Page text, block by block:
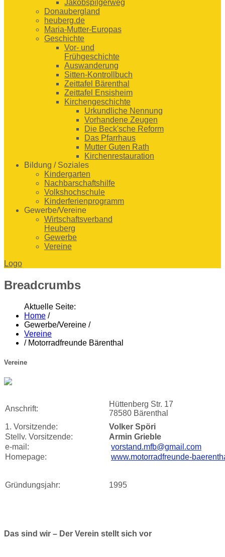
Jakobspilgerweg
Donaubergland
heuberg.de
Maria-Mutter-Europas
Geschichte
Vor- und
Frühgeschichte
Auswanderung
Sitten-Kontrollbuch
Zeittafel Bärenthal
Zeittafel Ensisheim
Kirchengeschichte
Urkundliche Nennung
Vorhandene Zeugen
Die Beck'sche Reform
Das Pfarrhaus
Mutter Guten Rath
Kirchenrestauration
Bildung / Soziales
Kindergarten
Nachbarschaftshilfe
Volkshochschule
Kinderferienprogramm
Gewerbe/Vereine
Wirtschaftsverband
Heuberg
Gewerbe
Vereine
Logo
Breadcrumbs
Aktuelle Seite:
Home /
Gewerbe/Vereine /
Vereine
/ Motorradfreunde Bärenthal
Vereine
Anschrift:
Hüttenberg Str. 17
78580 Bärenthal
1. Vorsitzende:
Volker Spöri
Stellv. Vorsitzende:
Armin Grieble
e-mail:
vorstand.mfb@gmail.com
Homepage:
www.motorradfreunde-
Gründungsjahr: 1995
Das sind wir – Der Verein stellt sich vor